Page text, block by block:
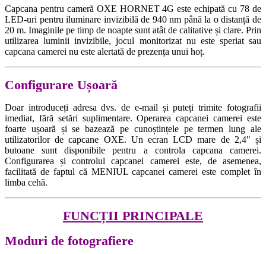
Capcana pentru cameră OXE HORNET 4G este echipată cu 78 de
LED-uri pentru iluminare invizibilă de 940 nm până la o distanță de
20 m. Imaginile pe timp de noapte sunt atât de calitative și clare. Prin
utilizarea luminii invizibile, jocul monitorizat nu este speriat sau
capcana camerei nu este alertată de prezența unui hoț.
Configurare Ușoară
Doar introduceți adresa dvs. de e-mail și puteți trimite fotografii
imediat, fără setări suplimentare. Operarea capcanei camerei este
foarte ușoară și se bazează pe cunoștințele pe termen lung ale
utilizatorilor de capcane OXE. Un ecran LCD mare de 2,4" și
butoane sunt disponibile pentru a controla capcana camerei.
Configurarea și controlul capcanei camerei este, de asemenea,
facilitată de faptul că MENIUL capcanei camerei este complet în
limba cehă.
FUNCȚII PRINCIPALE
Moduri de fotografiere